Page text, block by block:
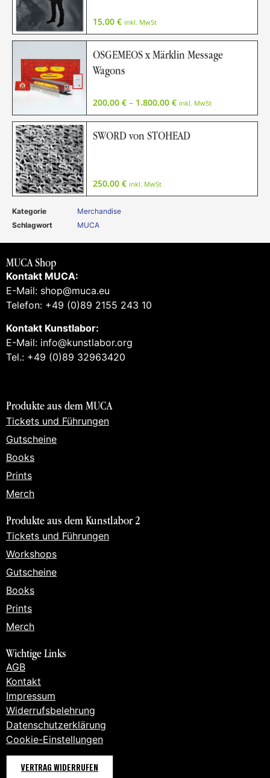
15,00 € inkl. MwSt
OSGEMEOS x Märklin Message
Wagons
200,00 €– 1.800,00 € inkl. MwSt
SWORD von STOHEAD
250,00 € inkl. MwSt
Kategorie
Merchandise
Schlagwort
MUCA
MUCA Shop
Kontakt MUCA:
E-Mail: shop@muca.eu
Telefon: +49 (0)89 2155 243 10
Kontakt Kunstlabor:
E-Mail: info@kunstlabor.org
Tel.: +49 (0)89 32963420
Produkte aus dem MUCA
Tickets und Führungen
Gutscheine
Books
Prints
Merch
Produkte aus dem Kunstlabor 2
Tickets und Führungen
Workshops
Gutscheine
Books
Prints
Merch
Wichtige Links
AGB
Kontakt
Impressum
Widerrufsbelehrung
Datenschutzerklärung
Cookie-Einstellungen
VERTRAG WIDERRUFEN